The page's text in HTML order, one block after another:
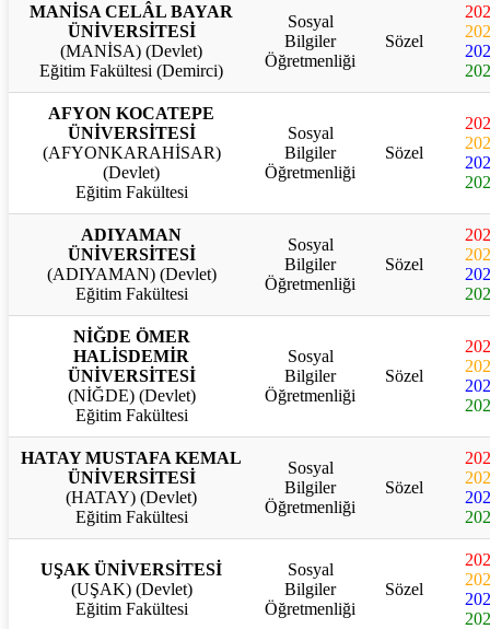
MANİSA CELÂL BAYAR
ÜNİVERSİTESİ
(MANİSA) (Devlet)
Eğitim Fakültesi (Demirci)
Sosyal
Bilgiler
Öğretmenliği
Sözel
AFYON KOCATEPE
ÜNİVERSİTESİ
(AFYONKARAHİSAR)
(Devlet)
Eğitim Fakültesi
Sosyal
Bilgiler
Öğretmenliği
Sözel
ADIYAMAN
ÜNİVERSİTESİ
(ADIYAMAN) (Devlet)
Eğitim Fakültesi
Sosyal
Bilgiler
Öğretmenliği
Sözel
NİĞDE ÖMER
HALİSDEMİR
ÜNİVERSİTESİ
(NİĞDE) (Devlet)
Eğitim Fakültesi
Sosyal
Bilgiler
Öğretmenliği
Sözel
HATAY MUSTAFA KEMAL
ÜNİVERSİTESİ
(HATAY) (Devlet)
Eğitim Fakültesi
Sosyal
Bilgiler
Öğretmenliği
Sözel
UŞAK ÜNİVERSİTESİ
(UŞAK) (Devlet)
Eğitim Fakültesi
Sosyal
Bilgiler
Öğretmenliği
Sözel